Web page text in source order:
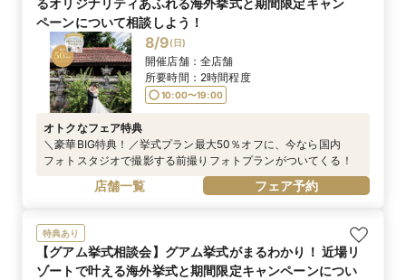
るオリジナリティあふれる海外挙式と期間限定キャン
ペーンについて相談しよう！
8/9(日)
開催店舗： 全店舗
所要時間： 2時間程度
10:00〜19:00
オトクなフェア特典
＼豪華BIG特典！／挙式プラン最大50％オフに、今なら国内
フォトスタジオで撮影する前撮りフォトプランがついてくる！
店舗一覧 フェア予約
特典あり
【グアム挙式相談会】グアム挙式がまるわかり！ 近場リ
ゾートで叶える海外挙式と期間限定キャンペーンについ